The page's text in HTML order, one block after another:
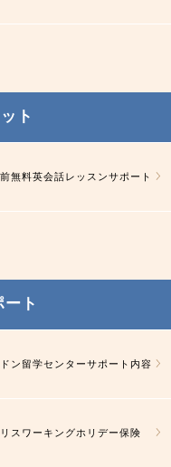
ト
無料英会話レッスンサポート
ト
ン留学センターサポート内容
スワーキングホリデー保険